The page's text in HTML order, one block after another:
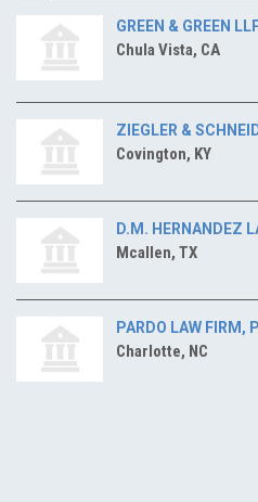
GREEN & GREEN
Chula Vista, CA
ZIEGLER &
Covington, KY
D.M. HERNANDEZ
Mcallen, TX
PARDO LAW FIRM,
Charlotte, NC